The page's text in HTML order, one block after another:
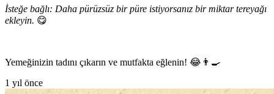
İsteğe bağlı: Daha pürüzsüz bir püre istiyorsanız bir miktar tereyağı
ekleyin. 😋
Yemeğinizin tadını çıkarın ve mutfakta eğlenin! 😂👨‍🍳
1 yıl önce